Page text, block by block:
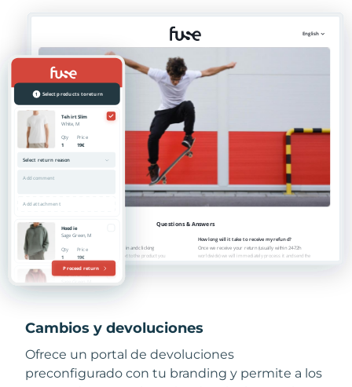
Cambios y devoluciones
Ofrece un portal de devoluciones
preconfigurado con tu branding y permite a los